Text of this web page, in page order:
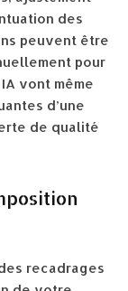
des
peuvent être
pour
vont même
d’une
de qualité
recadrages